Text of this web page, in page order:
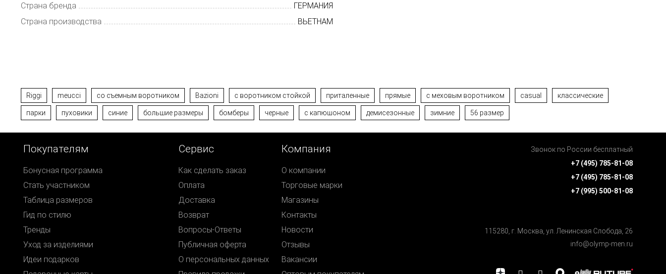
Страна бренда
ГЕРМАНИЯ
Страна производства
ВЬЕТНАМ
Riggi meucci со съемным воротником Bazioni с воротником стойкой приталенные прямые с меховым воротником casual классические
парки пуховики синие большие размеры бомберы черные с капюшоном демисезонные зимние 56 размер
Покупателям
Бонусная программа
Стать участником
Таблица размеров
Гид по стилю
Тренды
Уход за изделиями
Идеи подарков
Сервис
Как сделать заказ
Оплата
Доставка
Возврат
Вопросы-Ответы
Публичная оферта
О персональных данных
Компания
О компании
Торговые марки
Магазины
Контакты
Новости
Отзывы
Вакансии
Звонок по России бесплатный
+7 (495) 785-81-08
+7 (495) 785-81-08
+7 (995) 500-81-08
115280, г. Москва, ул. Ленинская Cлобода, 26
info@olymp-men.ru